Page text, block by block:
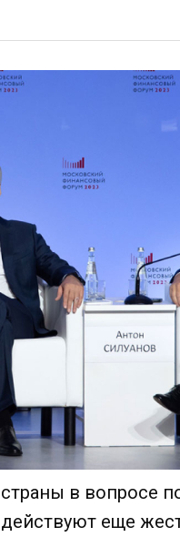
в вопросе
еще